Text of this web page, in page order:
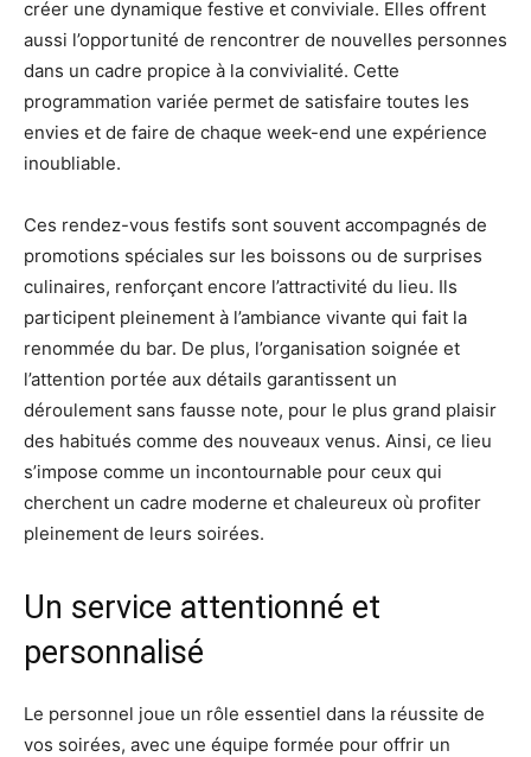
créer une dynamique festive et conviviale. Elles offrent
aussi l’opportunité de rencontrer de nouvelles personnes
dans un cadre propice à la convivialité. Cette
programmation variée permet de satisfaire toutes les
envies et de faire de chaque week-end une expérience
inoubliable.
Ces rendez-vous festifs sont souvent accompagnés de
promotions spéciales sur les boissons ou de surprises
culinaires, renforçant encore l’attractivité du lieu. Ils
participent pleinement à l’ambiance vivante qui fait la
renommée du bar. De plus, l’organisation soignée et
l’attention portée aux détails garantissent un
déroulement sans fausse note, pour le plus grand plaisir
des habitués comme des nouveaux venus. Ainsi, ce lieu
s’impose comme un incontournable pour ceux qui
cherchent un cadre moderne et chaleureux où profiter
pleinement de leurs soirées.
Un service attentionné et
personnalisé
Le personnel joue un rôle essentiel dans la réussite de
vos soirées, avec une équipe formée pour offrir un